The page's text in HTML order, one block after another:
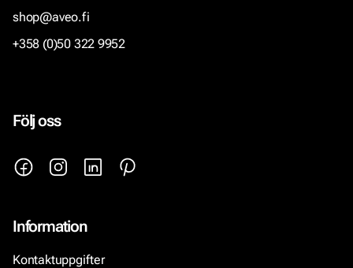
shop@aveo.fi
+358 (0)50 322 9952
Följ oss
Information
Kontaktuppgifter